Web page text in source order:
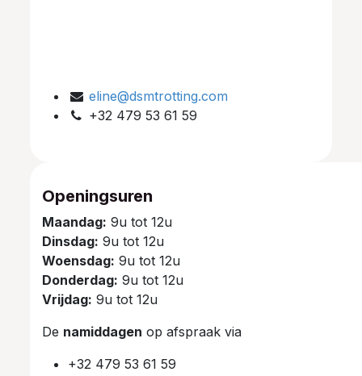
eline@dsmtrotting.com
+32 479 53 61 59
Openingsuren
Maandag: 9u tot 12u
Dinsdag: 9u tot 12u
Woensdag: 9u tot 12u
Donderdag: 9u tot 12u
Vrijdag: 9u tot 12u
De namiddagen op afspraak via
+32 479 53 61 59